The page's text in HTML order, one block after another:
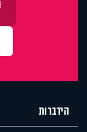
הידברות